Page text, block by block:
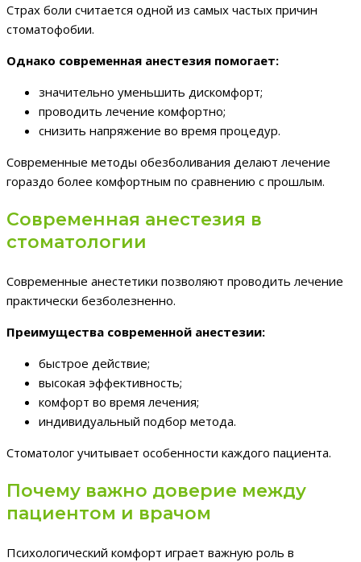
Страх боли считается одной из самых частых причин
стоматофобии.
Однако современная анестезия помогает:
значительно уменьшить дискомфорт;
проводить лечение комфортно;
снизить напряжение во время процедур.
Современные методы обезболивания делают лечение
гораздо более комфортным по сравнению с прошлым.
Современная анестезия в
стоматологии
Современные анестетики позволяют проводить лечение
практически безболезненно.
Преимущества современной анестезии:
быстрое действие;
высокая эффективность;
комфорт во время лечения;
индивидуальный подбор метода.
Стоматолог учитывает особенности каждого пациента.
Почему важно доверие между
пациентом и врачом
Психологический комфорт играет важную роль в